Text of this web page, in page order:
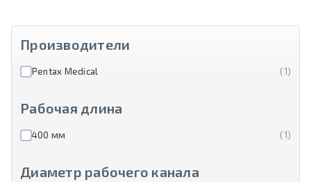
Производители
Pentax Medical (1)
Рабочая длина
400 мм (1)
Диаметр рабочего канала